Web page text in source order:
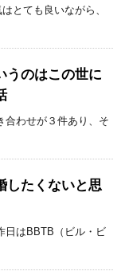
とても良いながら、
うのはこの世に
合わせが３件あり、そ
したくないと思
日はBBTB（ビル・ビ